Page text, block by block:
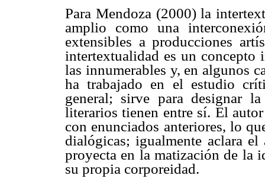
Para Mendoza (2000) la
amplio como una
extensibles a producciones
intertextualidad es un
las innumerables y, en algunos
ha trabajado en el estudio
general; sirve para designar
literarios tienen entre sí. El
con enunciados anteriores, lo
dialógicas; igualmente aclara
proyecta en la matización de la
su propia corporeidad.